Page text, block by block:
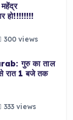
हो!!!!!!!!
300 views
गुरु का ताल
रात 1 बजे तक
333 views